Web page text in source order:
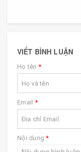
VIẾT BÌNH LUẬN
Họ tên *
Email *
Nội dung*